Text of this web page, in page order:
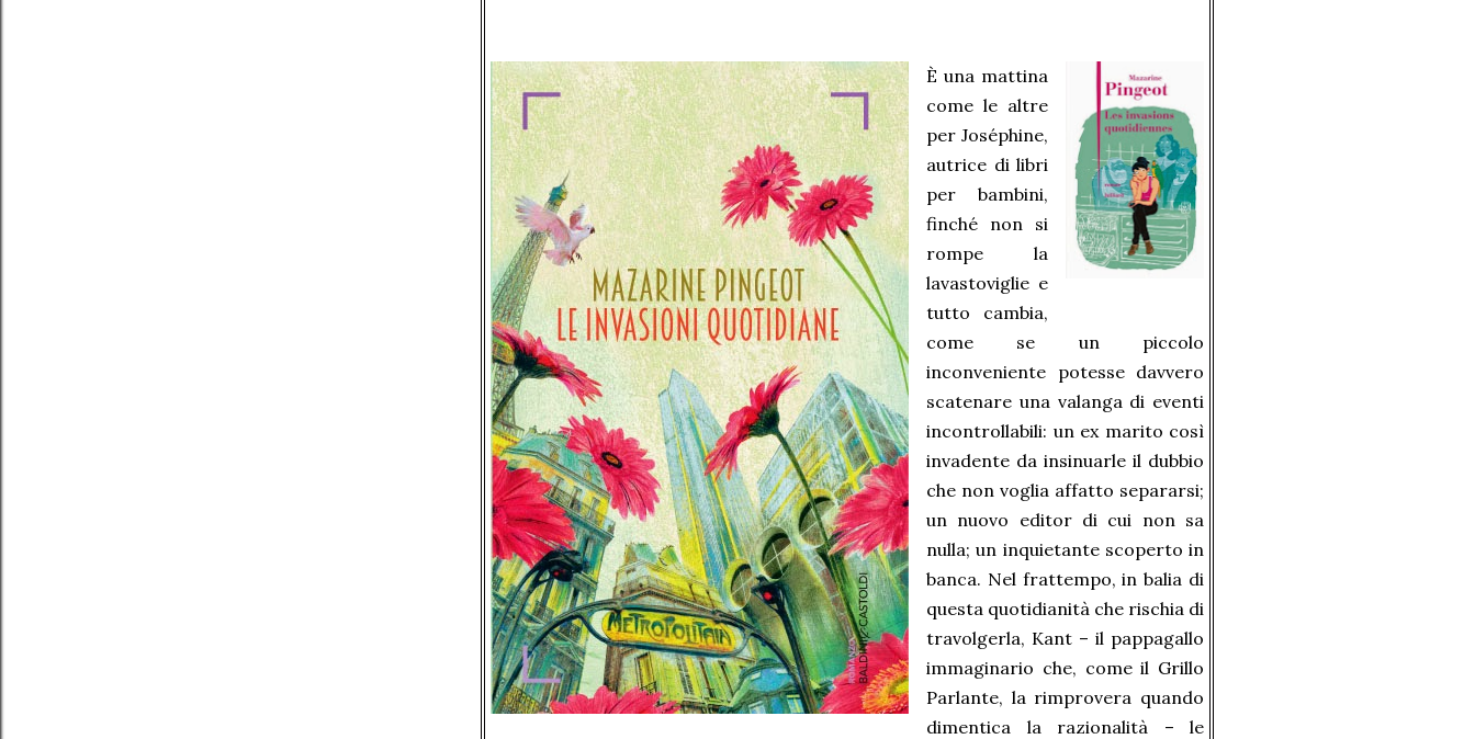
È una mattina
come le altre
per Joséphine,
autrice di libri
per bambini,
finché non si
rompe la
lavastoviglie e
tutto cambia,
come se un piccolo
inconveniente potesse davvero
scatenare una valanga di eventi
incontrollabili: un ex marito così
invadente da insinuarle il dubbio
che non voglia affatto separarsi;
un nuovo editor di cui non sa
nulla; un inquietante scoperto in
banca. Nel frattempo, in balia di
questa quotidianità che rischia di
travolgerla, Kant – il pappagallo
immaginario che, come il Grillo
Parlante, la rimprovera quando
dimentica la razionalità – le